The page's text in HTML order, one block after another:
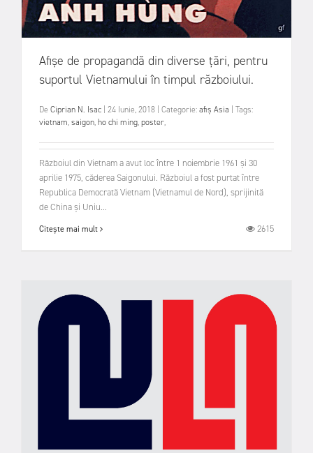
Afișe de propagandă din diverse țări, pentru
suportul Vietnamului în timpul războiului.
De Ciprian N. Isac 24 Iunie, 2018 Categorie:afiș Asia
Tags:
vietnam,saigon,ho chi ming,poster,
Războiul din Vietnam a avut loc între 1 noiembrie 1961 și 30
aprilie 1975, căderea Saigonului. Războiul a fost purtat între
Republica Democrată Vietnam (Vietnamul de Nord), sprijinită
de China și Uniu...
Citește mai mult 2615